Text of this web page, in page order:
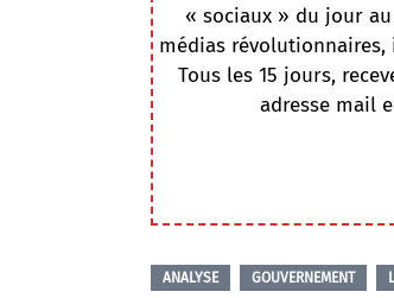
« sociaux » du jour
médias
Tous les 15 jours,
adresse mail
ANALYSE GOUVERNEMENT